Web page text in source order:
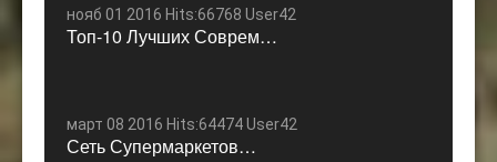
нояб 01 2016 Hits:66768 User42
Топ-10 Лучших Соврем…
март 08 2016 Hits:64474 User42
Сеть Супермаркетов…